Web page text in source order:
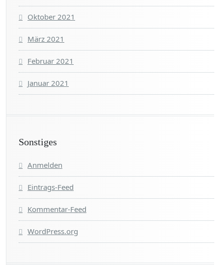
Oktober 2021
März 2021
Februar 2021
Januar 2021
Sonstiges
Anmelden
Eintrags-Feed
Kommentar-Feed
WordPress.org